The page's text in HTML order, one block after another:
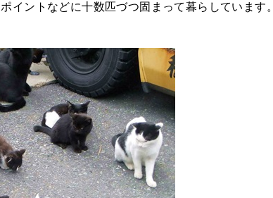
イントなどに十数匹づつ固まって暮らしています。